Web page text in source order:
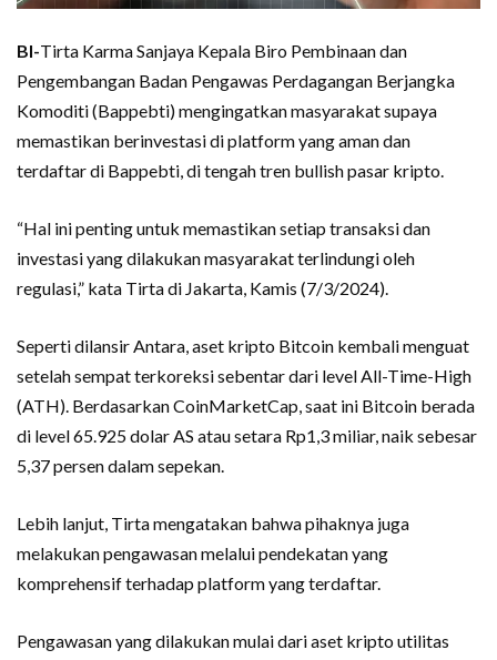
BI-Tirta Karma Sanjaya Kepala Biro Pembinaan dan
Pengembangan Badan Pengawas Perdagangan Berjangka
Komoditi (Bappebti) mengingatkan masyarakat supaya
memastikan berinvestasi di platform yang aman dan
terdaftar di Bappebti, di tengah tren bullish pasar kripto.
“Hal ini penting untuk memastikan setiap transaksi dan
investasi yang dilakukan masyarakat terlindungi oleh
regulasi,” kata Tirta di Jakarta, Kamis (7/3/2024).
Seperti dilansir Antara, aset kripto Bitcoin kembali menguat
setelah sempat terkoreksi sebentar dari level All-Time-High
(ATH). Berdasarkan CoinMarketCap, saat ini Bitcoin berada
di level 65.925 dolar AS atau setara Rp1,3 miliar, naik sebesar
5,37 persen dalam sepekan.
Lebih lanjut, Tirta mengatakan bahwa pihaknya juga
melakukan pengawasan melalui pendekatan yang
komprehensif terhadap platform yang terdaftar.
Pengawasan yang dilakukan mulai dari aset kripto utilitas